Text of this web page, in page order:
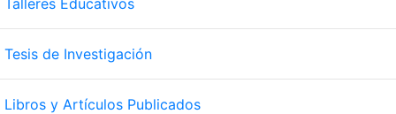
Talleres Educativos
Tesis de Investigación
Libros y Artículos Publicados